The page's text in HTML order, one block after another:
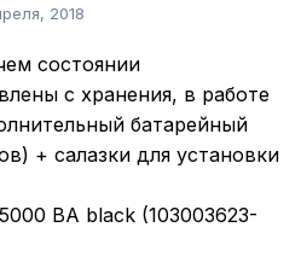
2018
состоянии
с хранения, в работе
батарейный
+ салазки для установки
ВА black (103003623-